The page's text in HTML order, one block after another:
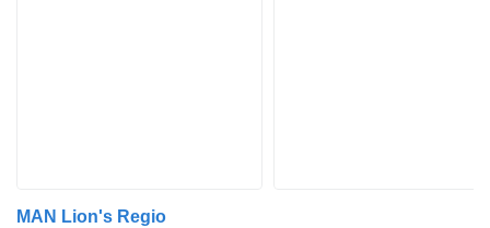
MAN Lion's Regio